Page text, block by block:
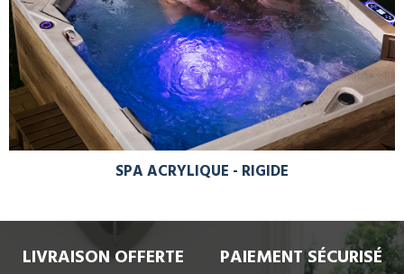
SPA ACRYLIQUE - RIGIDE
LIVRAISON OFFERTE PAIEMENT SÉCURISÉ